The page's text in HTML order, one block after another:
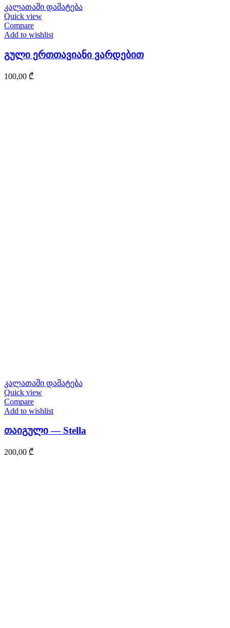
კალათაში დამატება
Quick view
Compare
Add to wishlist
გული ერთთავიანი ვარდებით
100,00 ₾
კალათაში დამატება
Quick view
Compare
Add to wishlist
თაიგული — Stella
200,00 ₾